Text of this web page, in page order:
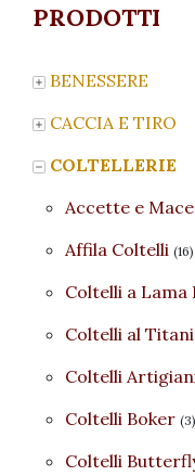
PRODOTTI
BENESSERE
CACCIA E TIRO
COLTELLERIE
Accette e
Affila Coltelli (16)
Coltelli a Lama
Coltelli al
Coltelli
Coltelli Boker (3)
Coltelli